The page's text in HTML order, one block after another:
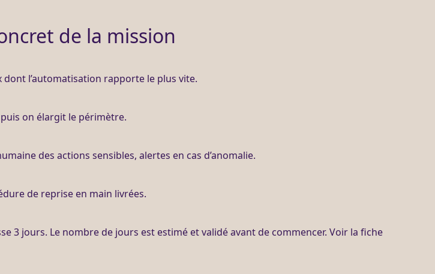
de la mission
l’automatisation rapporte le plus vite.
on élargit le périmètre.
des actions sensibles, alertes en cas d’anomalie.
de reprise en main livrées.
3 jours. Le nombre de jours est estimé et validé avant de commencer. Voir la fiche